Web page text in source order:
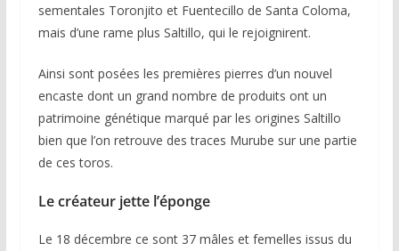
sementales Toronjito et Fuentecillo de Santa Coloma,
mais d’une rame plus Saltillo, qui le rejoignirent.
Ainsi sont posées les premières pierres d’un nouvel
encaste dont un grand nombre de produits ont un
patrimoine génétique marqué par les origines Saltillo
bien que l’on retrouve des traces Murube sur une partie
de ces toros.
Le créateur jette l’éponge
Le 18 décembre ce sont 37 mâles et femelles issus du